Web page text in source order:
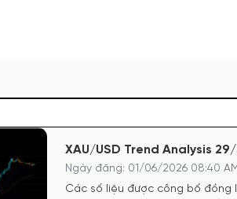
XAU/USD Trend Analysis
Ngày đăng: 01/06/2026 08:40
Các số liệu được công bố đồng